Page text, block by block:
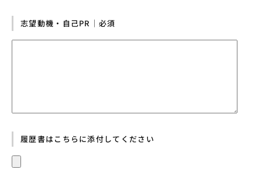
志望動機・自己PR｜必須
履歴書はこちらに添付してください